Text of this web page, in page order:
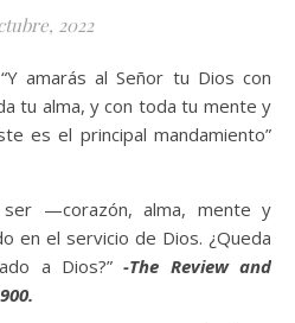
2022
“Y amarás al Señor tu Dios con
tu alma, y con toda tu mente y
es el principal mandamiento”
—corazón, alma, mente y
en el servicio de Dios. ¿Queda
a Dios?”-The Review and